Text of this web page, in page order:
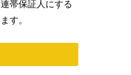
帯保証人にする
す。